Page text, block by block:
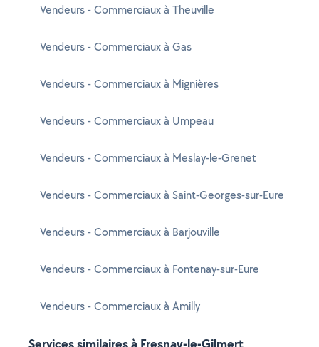
Vendeurs - Commerciaux à Theuville
Vendeurs - Commerciaux à Gas
Vendeurs - Commerciaux à Mignières
Vendeurs - Commerciaux à Umpeau
Vendeurs - Commerciaux à Meslay-le-Grenet
Vendeurs - Commerciaux à Saint-Georges-sur-Eure
Vendeurs - Commerciaux à Barjouville
Vendeurs - Commerciaux à Fontenay-sur-Eure
Vendeurs - Commerciaux à Amilly